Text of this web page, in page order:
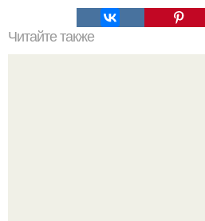
Читайте также